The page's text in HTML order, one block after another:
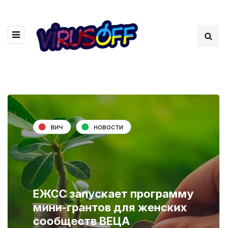
вич новости
ЕЖСС запускает программу
мини-грантов для женских
сообществ ВЕЦА